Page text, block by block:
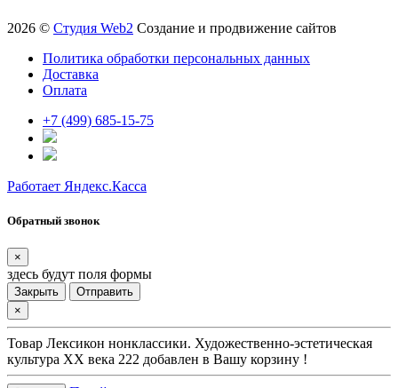
2026 © Студия Web2 Создание и продвижение сайтов
Политика обработки персональных данных
Доставка
Оплата
+7 (499) 685-15-75
Работает Яндекс.Касса
Обратный звонок
×
здесь будут поля формы
Закрыть
Отправить
×
Товар Лексикон нонклассики. Художественно-эстетическая
культура XX века 222 добавлен в Вашу корзину !